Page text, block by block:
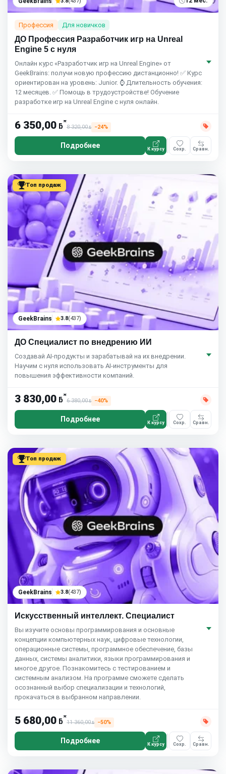
Профессия Для новичков
ДО Профессия Разработчик игр на Unreal
Engine 5 с нуля
Онлайн курс «Разработчик игр на Unreal Engine» от
GeekBrains: получи новую профессию дистанционно! ✅ Курс
ориентирован на уровень: Junior. ⌚ Длительность обучения:
12 месяцев. ✅ Помощь в трудоустройстве! Обучение
разработке игр на Unreal Engine с нуля онлайн.
6 350,00 ƃ*
8 320,00ƃ −24%
Подробнее К курсу Сохр. Сравн.
Топ продаж
GeekBrains 3.8(437)
ДО Специалист по внедрению ИИ
Создавай AI-продукты и зарабатывай на их внедрении.
Научим с нуля использовать AI-инструменты для
повышения эффективности компаний.
3 830,00 ƃ*
6 380,00ƃ −40%
Подробнее К курсу Сохр. Сравн.
Топ продаж
GeekBrains 3.8(437)
Искусственный интеллект. Специалист
Вы изучите основы программирования и основные
концепции компьютерных наук, цифровые технологии,
операционные системы, программное обеспечение, базы
данных, системы аналитики, языки программирования и
многое другое. Познакомитесь с тестированием и
системным анализом. На программе сможете сделать
осознанный выбор специализации и технологий,
прокачаться в выбранном направлении.
5 680,00 ƃ*
11 360,00ƃ −50%
Подробнее К курсу Сохр. Сравн.